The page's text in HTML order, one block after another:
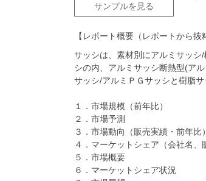
サンプルを見る
【レポート概要（レポートから抜
サッシは、素材別にアルミサッ
シの内、アルミサッシ断熱型(ア
サッシ/アルミＰＧサッシと樹脂
１．市場規模（前年比）
２．市場予測
３．市場動向（販売実績・前年比）
４．マーケットシェア（会社名、
５．市場概要
６．マーケットシェア状況